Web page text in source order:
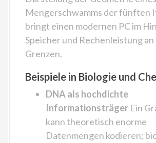
Mengerschwamms der fünften
bringt einen modernen PC im
Speicher und Rechenleistung an
Grenzen.
Beispiele in Biologie und
DNA als hochdichte
Informationsträger Ein
kann theoretisch enorme
Datenmengen kodieren;